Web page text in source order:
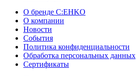
О бренде C:EHKO
О компании
Новости
События
Политика конфиденциальности
Обработка персональных данных
Сертификаты